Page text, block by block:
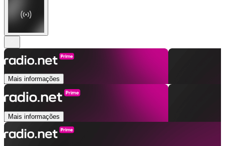
Mais informações
Mais informações